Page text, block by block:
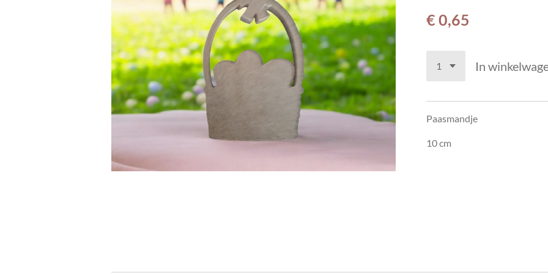
€ 0,65
In
Paasmandje
10 cm